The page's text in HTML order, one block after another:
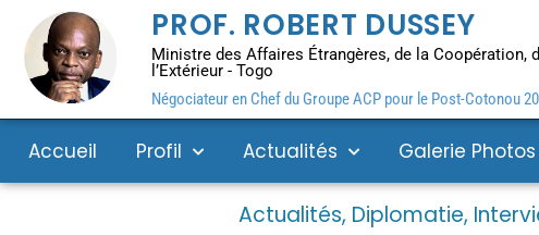
PROF. ROBERT DUSSEY
Ministre des Affaires Étrangères, de la Coopération,
l’Extérieur - Togo
Négociateur en Chef du Groupe ACP pour le Post-Cotonou
Accueil Profil Actualités Galerie Photos
Actualités, Diplomatie,